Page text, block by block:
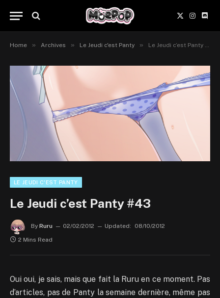
X
(Twitter)
Home » Archives » Le Jeudi c'est Panty » Le Jeudi c’est Panty #43
LE JEUDI C'EST PANTY
Le Jeudi c’est Panty #43
By Ruru 02/02/2012 Updated:
08/10/2012
2 Mins Read
Oui oui, je sais, mais que fait la Ruru en ce moment. Pas
d’articles, pas de Panty la semaine dernière, même pas